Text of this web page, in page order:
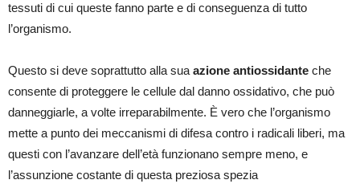
tessuti di cui queste fanno parte e di conseguenza di tutto
l’organismo.
Questo si deve soprattutto alla sua azione antiossidante che
consente di proteggere le cellule dal danno ossidativo, che può
danneggiarle, a volte irreparabilmente. È vero che l’organismo
mette a punto dei meccanismi di difesa contro i radicali liberi, ma
questi con l’avanzare dell’età funzionano sempre meno, e
l’assunzione costante di questa preziosa spezia